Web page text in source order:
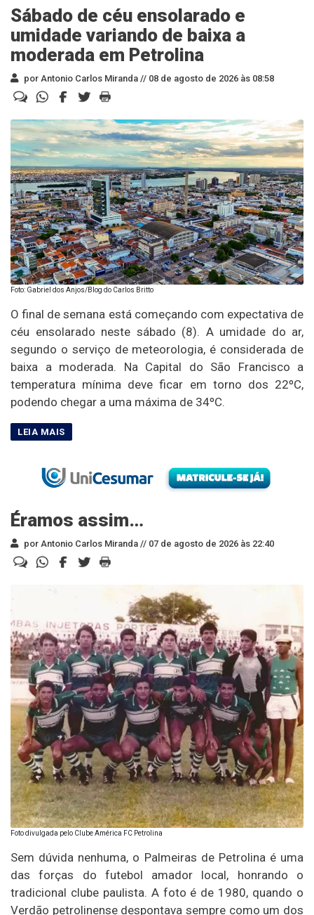
Sábado de céu ensolarado e
umidade variando de baixa a
moderada em Petrolina
por Antonio Carlos Miranda // 08 de agosto de 2026 às 08:58
Foto: Gabriel dos Anjos/Blog do Carlos Britto
O final de semana está começando com expectativa de
céu ensolarado neste sábado (8). A umidade do ar,
segundo o serviço de meteorologia, é considerada de
baixa a moderada. Na Capital do São Francisco a
temperatura mínima deve ficar em torno dos 22ºC,
podendo chegar a uma máxima de 34ºC.
Éramos assim…
por Antonio Carlos Miranda // 07 de agosto de 2026 às 22:40
Foto divulgada pelo Clube América FC Petrolina
Sem dúvida nenhuma, o Palmeiras de Petrolina é uma
das forças do futebol amador local, honrando o
tradicional clube paulista. A foto é de 1980, quando o
Verdão petrolinense despontava sempre como um dos